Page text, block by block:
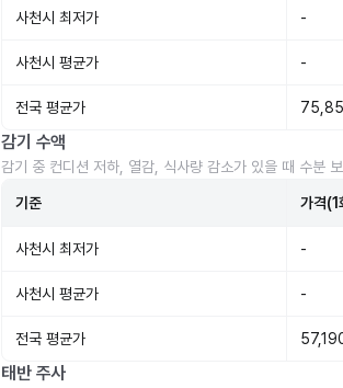
사천시 최저가 -
사천시 평균가 -
전국 평균가
감기 수액
감기 중 컨디션 저하, 열감, 식사량 감소가 있을 때 수분
기준 가격(1
사천시 최저가 -
사천시 평균가 -
전국 평균가
태반 주사